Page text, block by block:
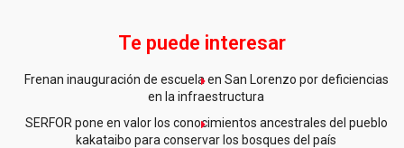
Te puede interesar
Frenan inauguración de escuela en San Lorenzo por deficiencias
en la infraestructura
SERFOR pone en valor los conocimientos ancestrales del pueblo
kakataibo para conservar los bosques del país